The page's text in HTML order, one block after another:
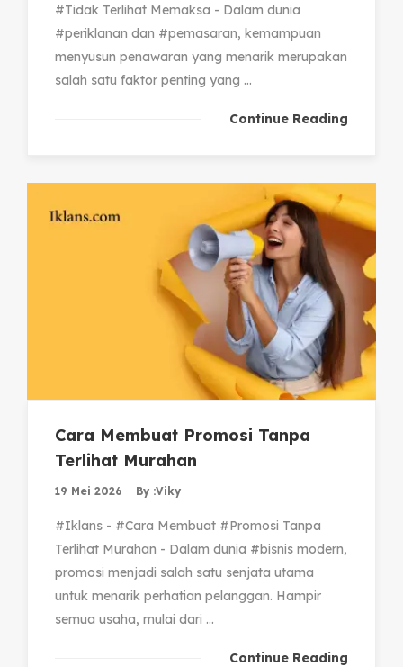
#Tidak Terlihat Memaksa - Dalam dunia
#periklanan dan #pemasaran, kemampuan
menyusun penawaran yang menarik merupakan
salah satu faktor penting yang ...
Continue Reading
Cara Membuat Promosi Tanpa
Terlihat Murahan
19 Mei 2026 By :Viky
#Iklans - #Cara Membuat #Promosi Tanpa
Terlihat Murahan - Dalam dunia #bisnis modern,
promosi menjadi salah satu senjata utama
untuk menarik perhatian pelanggan. Hampir
semua usaha, mulai dari ...
Continue Reading